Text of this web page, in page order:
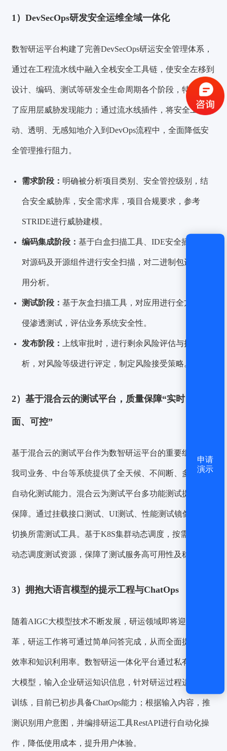
1）DevSecOps研发安全运维全域一体化
数智研运平台构建了完善DevSecOps研运安全管理体系，
通过在工程流水线中融入全栈安全工具链，使安全左移到
设计、编码、测试等研发全生命周期各个阶段，特别提升
了应用层威胁发现能力；通过流水线插件，将安全工具自
动、透明、无感知地介入到DevOps流程中，全面降低安
全管理推行阻力。
需求阶段： 明确被分析项目类别、安全管控级别，结
合安全威胁库，安全需求库，项目合规要求，参考
STRIDE进行威胁建模。
编码集成阶段：基于白盒扫描工具、IDE安全插件等，
对源码及开源组件进行安全扫描，对二进制包进行通
用分析。
测试阶段：基于灰盒扫描工具，对应用进行全方位入
侵渗透测试，评估业务系统安全性。
发布阶段： 上线审批时，进行剩余风险评估与接受分
析，对风险等级进行评定，制定风险接受策略。
2）基于混合云的测试平台，质量保障“实时、全
面、可控”
基于混合云的测试平台作为数智研运平台的重要组件，为
我司业务、中台等系统提供了全天候、不间断、多功能的
自动化测试能力。混合云为测试平台多功能测试提供基础
保障。通过挂载接口测试、UI测试、性能测试镜像，快速
切换所需测试工具。基于K8S集群动态调度，按需分配、
动态调度测试资源，保障了测试服务高可用性及稳定性。
3）拥抱大语言模型的提示工程与ChatOps
随着AIGC大模型技术不断发展，研运领域即将迎来变
革，研运工作将可通过简单问答完成，从而全面提升研运
效率和知识利用率。数智研运一体化平台通过私有化部署
大模型，输入企业研运知识信息，针对研运过程进行定制
训练，目前已初步具备ChatOps能力；根据输入内容，推
测识别用户意图，并编排研运工具RestAPI进行自动化操
作，降低使用成本，提升用户体验。
验证码登录 密码登录
获取验证码
申请
演示